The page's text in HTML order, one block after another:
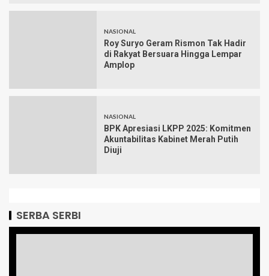
NASIONAL
Roy Suryo Geram Rismon Tak Hadir
di Rakyat Bersuara Hingga Lempar
Amplop
NASIONAL
BPK Apresiasi LKPP 2025: Komitmen
Akuntabilitas Kabinet Merah Putih
Diuji
SERBA SERBI